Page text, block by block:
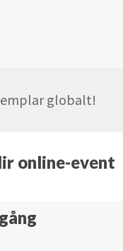
globalt!
online-event